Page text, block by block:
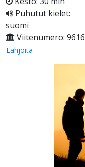
Puhutut kielet:
suomi
Viitenumero: 9616
Lahjoita